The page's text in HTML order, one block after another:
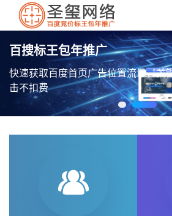
百搜标王包年推广
快速获取百度首页广告位置流量，关
击不扣费